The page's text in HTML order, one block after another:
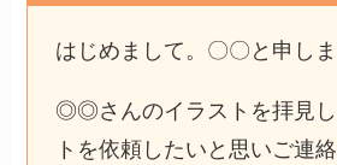
はじめまして。〇〇と申しま
◎◎さんのイラストを拝見し
トを依頼したいと思いご連